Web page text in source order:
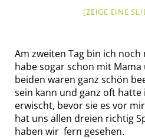
[ZEIGE EINE
Am zweiten Tag bin ich
habe sogar schon mit Mama
beiden waren ganz schön
sein kann und ganz oft hatte
erwischt, bevor sie es vor
hat uns allen dreien richtig
haben wir fern gesehen.